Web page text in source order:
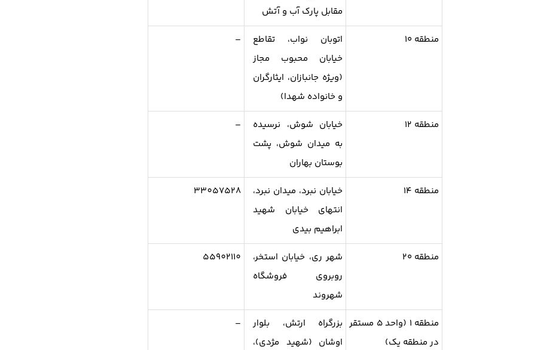
مقابل پارک آب و آتش
–
اتوبان نواب، تقاطع
خیابان محبوب مجاز
(ویژه جانبازان، ایثارگران
و خانواده شهدا)
منطقه ۱۰
–
خیابان شوش، نرسیده
به میدان شوش، پشت
بوستان بهاران
منطقه ۱۲
33057528
خیابان نبرد، میدان نبرد،
انتهای خیابان شهید
ابراهیم بیدی
منطقه ۱۴
55902110
شهر ری، خیابان استخر،
روبروی فروشگاه
شهروند
منطقه ۲۰
–
بزرگراه ارتش، بلوار
اوشان (شهید مژدی)،
منطقه ۱ (واحد ۵ مستقر
در منطقه یک)